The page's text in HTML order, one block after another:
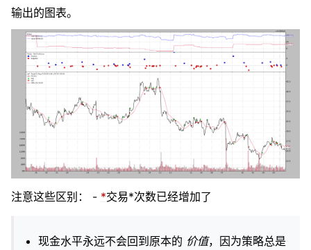
输出的图表。
注意这些区别： - *交易*次数已经增加了
现金水平永远不会回到原本的 价值，因为策略总是